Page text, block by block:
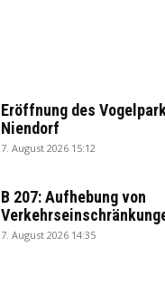
Eröffnung des
Niendorf
7. August 2026 15:12
B 207: Aufhebung von
7. August 2026 14:35